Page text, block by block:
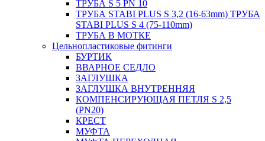
ТРУБА S 5 PN 10
ТРУБА STABI PLUS S 3,2 (16-63mm) ТРУБА
STABI PLUS S 4 (75-110mm)
ТРУБА В МОТКЕ
Цельнопластиковые фитинги
БУРТИК
ВВАРНОЕ СЕДЛО
ЗАГЛУШКА
ЗАГЛУШКА ВНУТРЕННЯЯ
КОМПЕНСИРУЮЩАЯ ПЕТЛЯ S 2,5
(PN20)
КРЕСТ
МУФТА